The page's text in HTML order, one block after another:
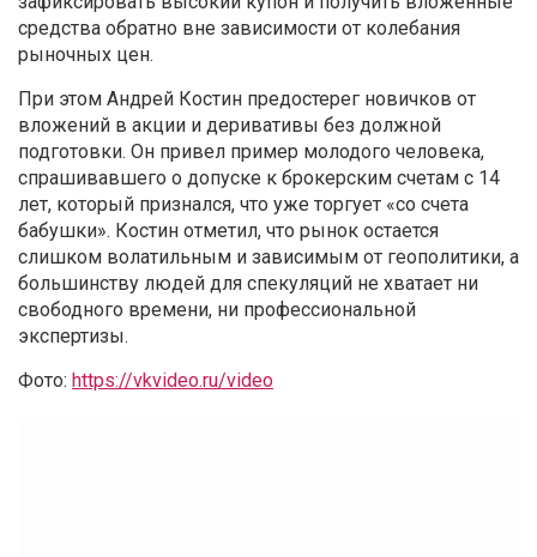
средства обратно вне зависимости от колебания
рыночных цен.
При этом Андрей Костин предостерег новичков от
вложений в акции и деривативы без должной
подготовки. Он привел пример молодого человека,
спрашивавшего о допуске к брокерским счетам с 14
лет, который признался, что уже торгует «со счета
бабушки». Костин отметил, что рынок остается
слишком волатильным и зависимым от геополитики, а
большинству людей для спекуляций не хватает ни
свободного времени, ни профессиональной
экспертизы.
Фото: https://vkvideo.ru/video